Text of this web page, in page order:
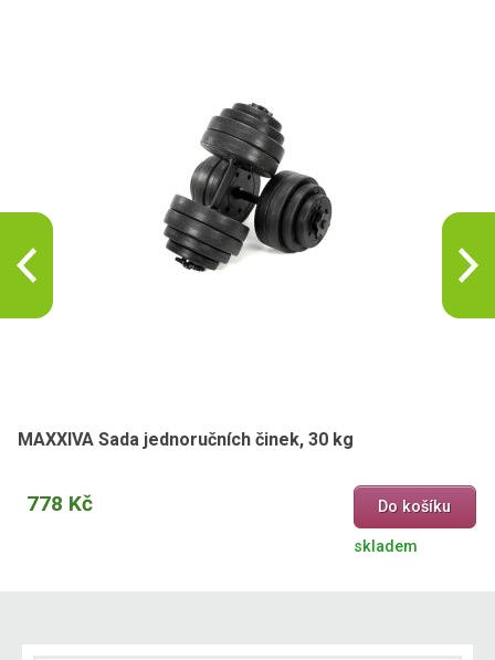
MAXXIVA Sada jednoručních činek, 30 kg
778 Kč Do košíku
skladem